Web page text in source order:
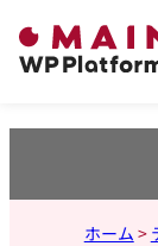
内
容
ス
ホーム >